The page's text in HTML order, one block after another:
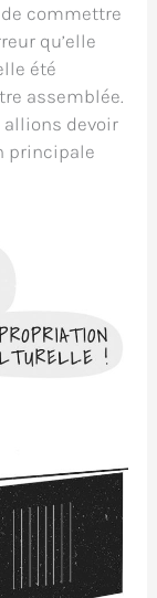
de commettre
qu’elle
été
assemblée.
allions devoir
principale